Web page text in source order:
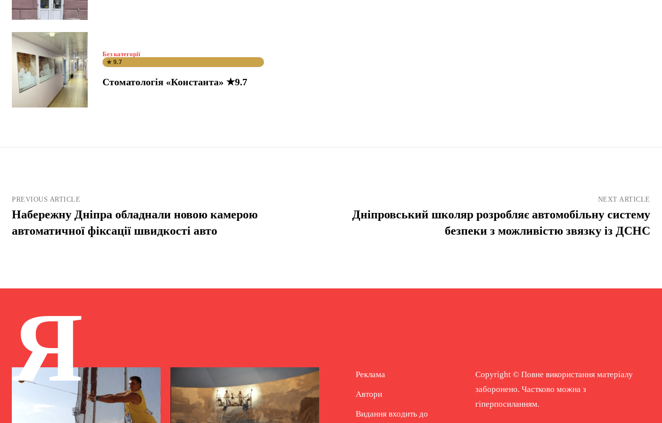
Без категорії
★ 9.7
Стоматологія «Константа» ★9.7
PREVIOUS ARTICLE
Набережну Дніпра обладнали новою камерою
автоматичної фіксації швидкості авто
NEXT ARTICLE
Дніпровський школяр розробляє автомобільну систему
безпеки з можливістю звязку із ДСНС
Я Реклама
Автори
Видання входить до
Copyright © Повне використання матеріалу
заборонено. Частково можна з
гіперпосиланням.